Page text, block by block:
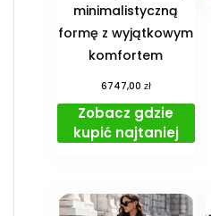
minimalistyczną
formę z wyjątkowym
komfortem
6747,00 zł
Zobacz gdzie
kupić najtaniej